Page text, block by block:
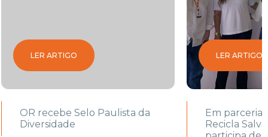
LER ARTIGO
OR recebe Selo Paulista da
Diversidade
LER ARTIGO
Em parceria
Recicla